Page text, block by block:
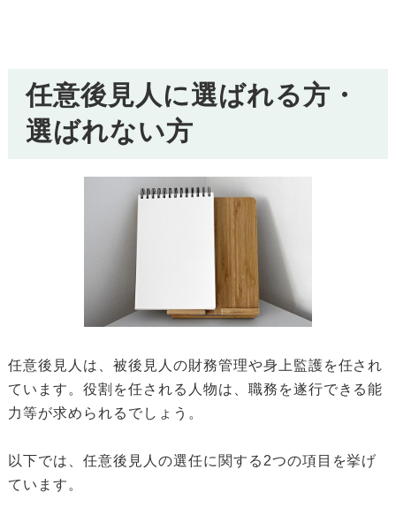
任意後見人に選ばれる方・
選ばれない方
任意後見人は、被後見人の財務管理や身上監護を任され
ています。役割を任される人物は、職務を遂行できる能
力等が求められるでしょう。
以下では、任意後見人の選任に関する2つの項目を挙げ
ています。